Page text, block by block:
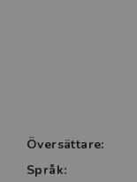
Boken vänder
och andra
viktig
engagerade
Översättare:
Språk: